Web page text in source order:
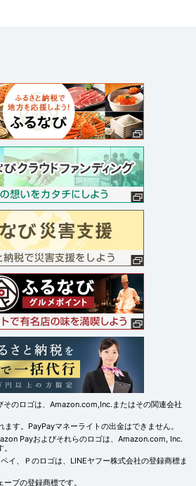
のロゴは、Amazon.com,Inc.またはその関連会社
す。PayPayマネーライトの出金はできません。
Payおよびそれらのロゴは、Amazon.com, Inc.
イ、Ｐのロゴは、LINEヤフー株式会社の登録商標ま
ブの登録商標です。